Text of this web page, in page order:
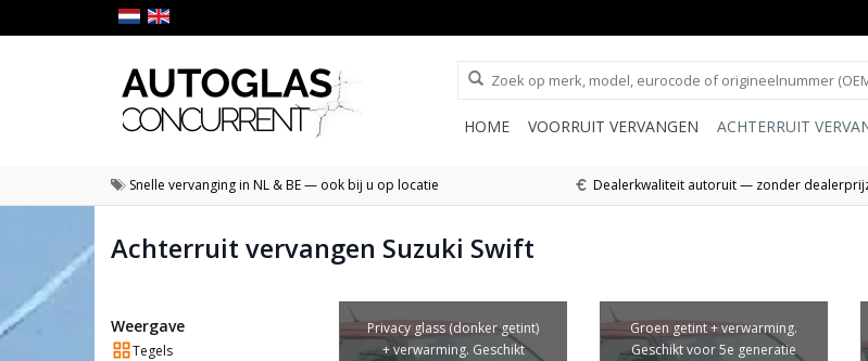
HOME VOORRUIT VERVANGEN ACHTERRUIT
Snelle vervanging in NL & BE — ook bij u op locatie Dealerkwaliteit autoruit — zonder
Achterruit vervangen Suzuki Swift
Weergave
Tegels
Privacy glass (donker getint)
+ verwarming. Geschikt
Groen getint + verwarming.
Geschikt voor 5e generatie